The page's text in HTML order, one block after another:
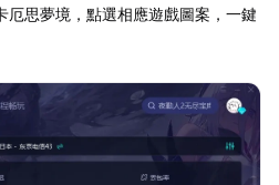
厄思夢境，點選相應遊戲圖案，一鍵